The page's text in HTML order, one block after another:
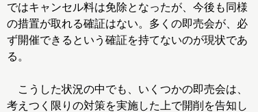
ではキャンセル料は免除となったが、今後も同様
の措置が取れる確証はない。多くの即売会が、必
ず開催できるという確証を持てないのが現状であ
る。
こうした状況の中でも、いくつかの即売会は、
考えつく限りの対策を実施した上で開削を告知し